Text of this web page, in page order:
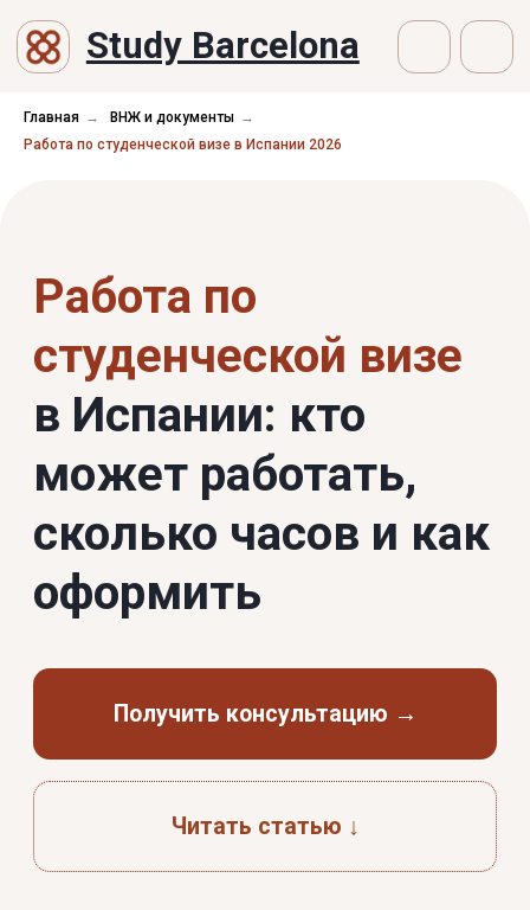
Study Barcelona
Главная → ВНЖ и документы →
Работа по студенческой визе в Испании 2026
в Испании: кто
может работать,
сколько часов и как
оформить
Читать статью ↓
Ольга Солончева
Study Barcelona